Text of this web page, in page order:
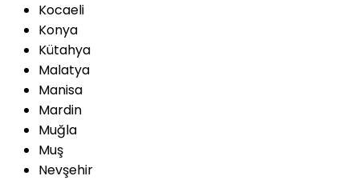
Kocaeli
Konya
Kütahya
Malatya
Manisa
Mardin
Muğla
Muş
Nevşehir